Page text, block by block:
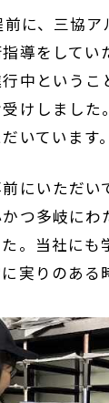
に、三協
指導をして
中というこ
けしました
いています。
にいただい
つ多岐にわ
。当社にも
実りのある